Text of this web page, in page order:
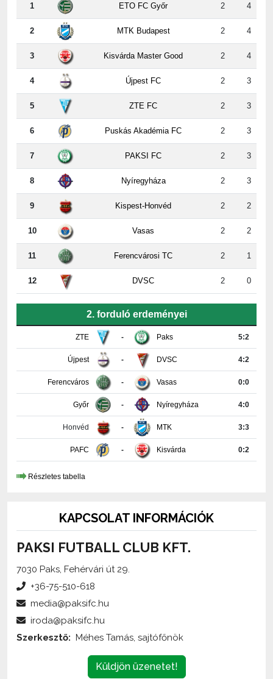
2 MTK Budapest 2 4
3 Kisvárda Master Good 2 4
4 Újpest FC 2 3
5 ZTE FC 2 3
6 Puskás Akadémia FC 2 3
7 PAKSI FC 2 3
8 Nyíregyháza 2 3
9 Kispest-Honvéd 2 2
10 Vasas 2 2
11 Ferencvárosi TC 2 1
12 DVSC 2 0
ZTE - Paks
Újpest DVSC 4:2
Ferencváros Vasas 0:0
Győr Nyíregyháza 4:0
Honvéd MTK 3:3
PAFC Kisvárda 0:2
Részletes tabella
PAKSI FUTBALL CLUB KFT.
7030 Paks, Fehérvári út 29.
Küldjön üzenetet!